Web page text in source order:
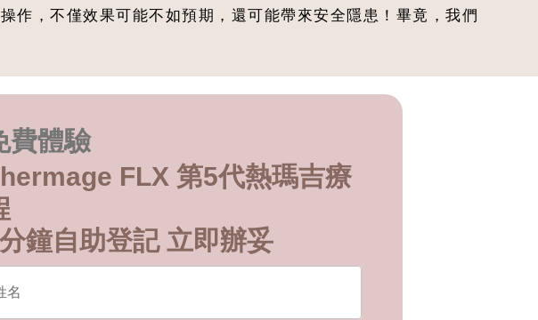
作，不僅效果可能不如預期，還可能帶來安全隱患！畢竟，我們
費體驗
FLX 第5代熱瑪吉療
鐘自助登記 立即辦妥